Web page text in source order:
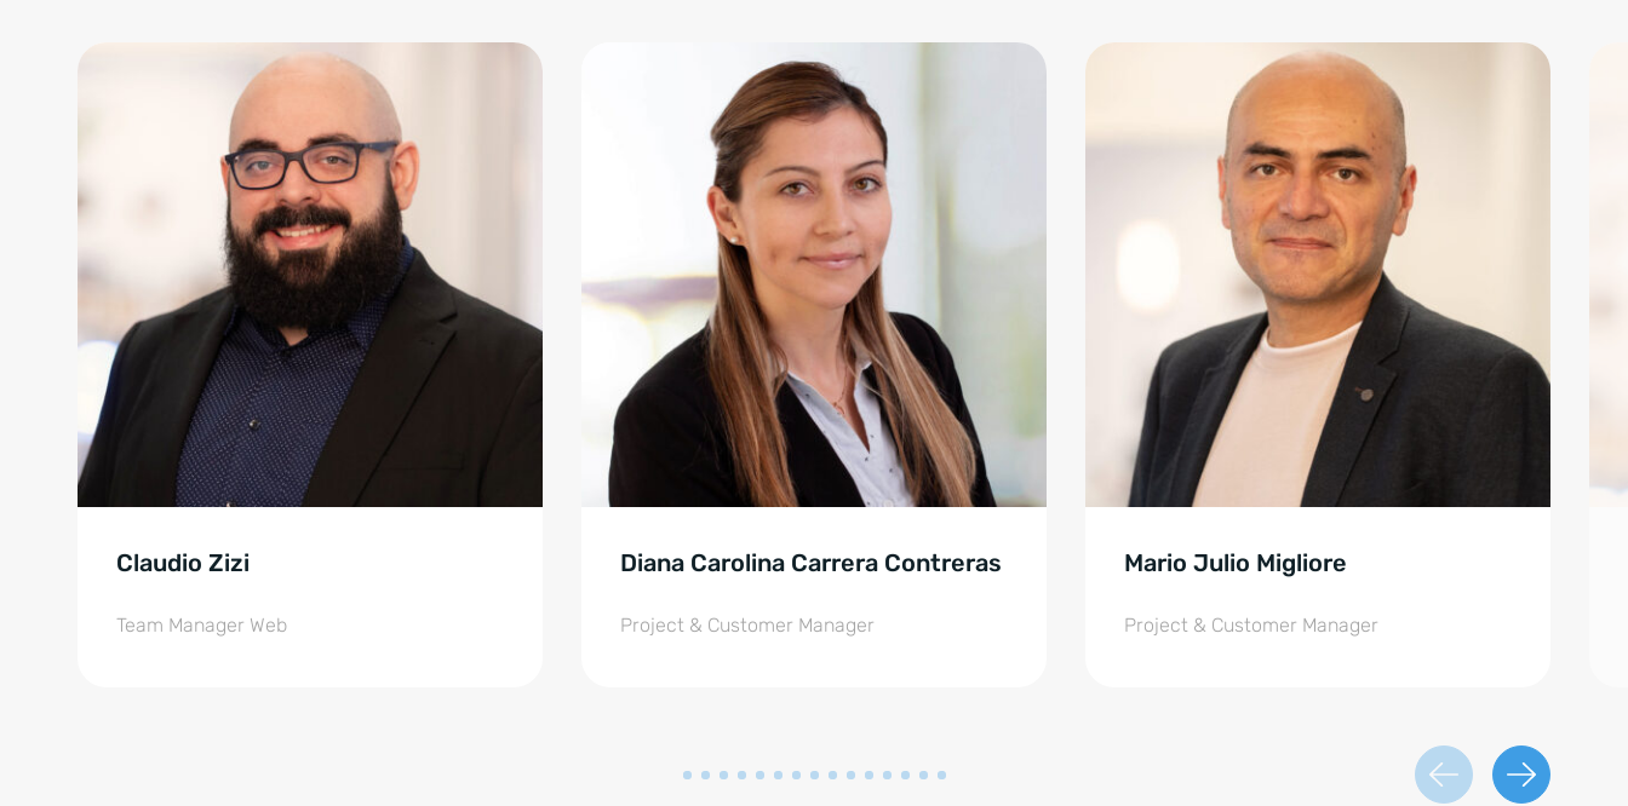
Claudio Zizi
Team Manager Web
Diana Carolina Carrera Contreras
Project & Customer Manager
Mario Julio Migliore
Project & Customer Manager